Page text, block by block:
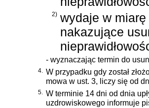
2) wydaje w
nakazujące
- wyznaczając termin do
4. W przypadku gdy został
mowa w ust. 3, liczy się od
5. W terminie 14 dni od dnia
uzdrowiskowego informuje